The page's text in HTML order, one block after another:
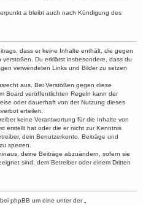
a bleibt auch nach Kündigung des
dass er keine Inhalte enthält, die gegen
Du erklärst insbesondere, dass du
verwendeten Links und Bilder zu setzen
aus. Bei Verstößen gegen diese
Board veröffentlichten Regeln kann der
oder dauerhaft von der Nutzung dieses
erteilen.
keine Verantwortung für die Inhalte von
erstellt hat oder die er nicht zur Kenntnis
dein Benutzerkonto, Beiträge und
sperren.
deine Beiträge abzuändern, sofern sie
sind, dem Betreiber oder einem Dritten
phpBB um eine unter der „